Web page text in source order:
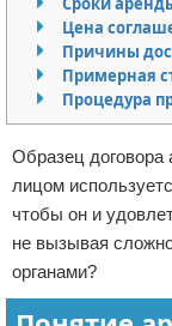
Кино и
Покупки
Отказ от
Цена
Причины
Примерная
Процедура
Образец договора
лицом
чтобы он и
не вызывая
органами?